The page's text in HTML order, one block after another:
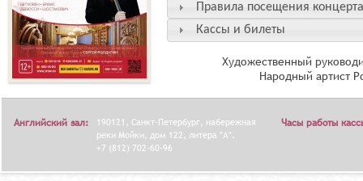
Правила посещения
Кассы и билеты
Художественный
Народный артист
Английский зал:
190121, Санкт-Петербург, набережная
реки Мойки, дом 122, литера "А".
+7 (812) 702-60-96
Часы работы